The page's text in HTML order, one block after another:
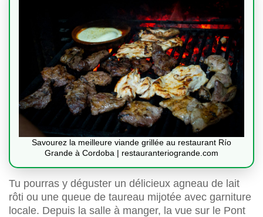
Savourez la meilleure viande grillée au restaurant Río
Grande à Cordoba | restauranteriogrande.com
Tu pourras y déguster un délicieux agneau de lait
rôti ou une queue de taureau mijotée avec garniture
locale. Depuis la salle à manger, la vue sur le Pont